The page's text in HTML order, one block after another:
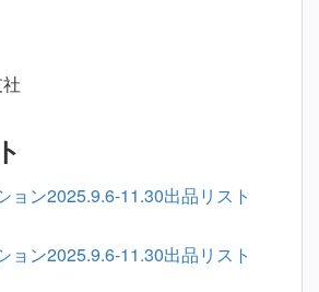
ョン2025.9.6-11.30出品リスト
ョン2025.9.6-11.30出品リスト